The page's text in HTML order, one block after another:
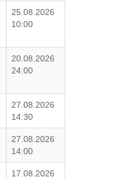
25.08.2026
10:00
20.08.2026
24:00
27.08.2026
14:30
27.08.2026
14:00
17.08.2026